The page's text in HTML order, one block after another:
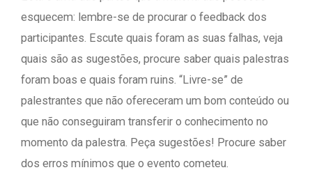
esquecem: lembre-se de procurar o feedback dos
participantes. Escute quais foram as suas falhas, veja
quais são as sugestões, procure saber quais palestras
foram boas e quais foram ruins. “Livre-se” de
palestrantes que não ofereceram um bom conteúdo ou
que não conseguiram transferir o conhecimento no
momento da palestra. Peça sugestões! Procure saber
dos erros mínimos que o evento cometeu.